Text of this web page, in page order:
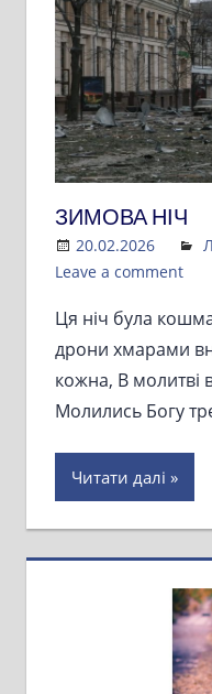
ЗИМОВА НІЧ
20.02.2026
Leave a comment
Ця ніч була
дрони хмарами
кожна, В молитві
Молились Богу
Читати далі